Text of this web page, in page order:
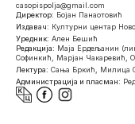
casopispolja@gmail.com
Директор: Бојан Панаотовић
Издавач: Културни центар
Уредник: Ален Бешић
Редакција: Маја Ердељанин
Софинкић, Марјан Чакаревић,
Лектура: Сања Бркић, Милица
Администрација и пласман: